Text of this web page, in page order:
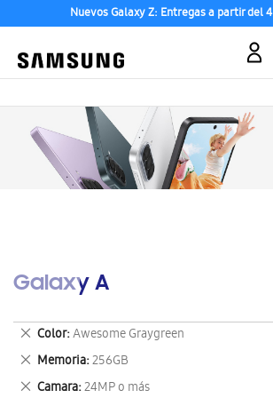
Nuevos Galaxy Z: Entregas a partir del
Galaxy A
Color Awesome Graygreen
Eliminar
este
artículo
Memoria 256GB
Eliminar
este
Camara 24MP o más
Eliminar